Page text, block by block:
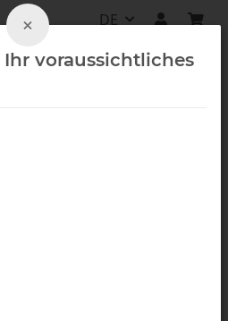
DE
×
voraussichtliches